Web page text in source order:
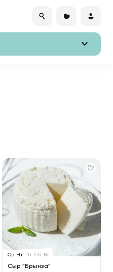
Ср Чт Пт Сб Вс
Сыр "Брынза"